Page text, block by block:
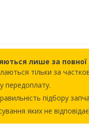
лише за
тільки за
передоплату.
підбору
яких не